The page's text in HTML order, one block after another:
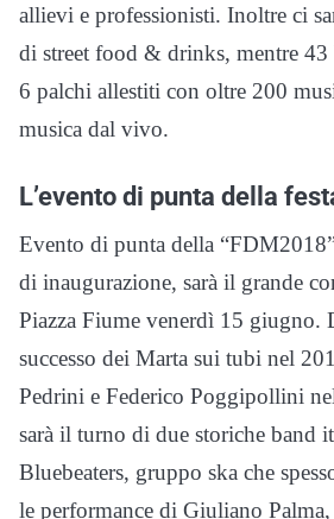
allievi e professionisti. Inoltre ci
di street food & drinks, mentre 43
6 palchi allestiti con oltre 200
musica dal vivo.
L’evento di punta della
Evento di punta della
di inaugurazione, sarà il grande
Piazza Fiume venerdì 15 giugno.
successo dei Marta sui tubi nel
Pedrini e Federico Poggipollini
sarà il turno di due storiche band
Bluebeaters, gruppo ska che
le performance di Giuliano